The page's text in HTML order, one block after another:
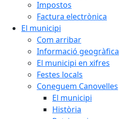
Impostos
Factura electrònica
El municipi
Com arribar
Informació geogràfica
El municipi en xifres
Festes locals
Coneguem Canovelles
El municipi
Història